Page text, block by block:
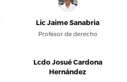
Lic Jaime Sanabria
Profesor de derecho
Lcdo Josué Cardona
Hernández